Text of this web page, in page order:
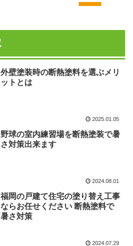
外壁塗装時の断熱塗料を選ぶメリ
ットとは
2025.01.05
野球の室内練習場を断熱塗装で暑
さ対策出来ます
2024.08.01
福岡の戸建て住宅の塗り替え工事
ならお任せください 断熱塗料で
暑さ対策
2024.07.29